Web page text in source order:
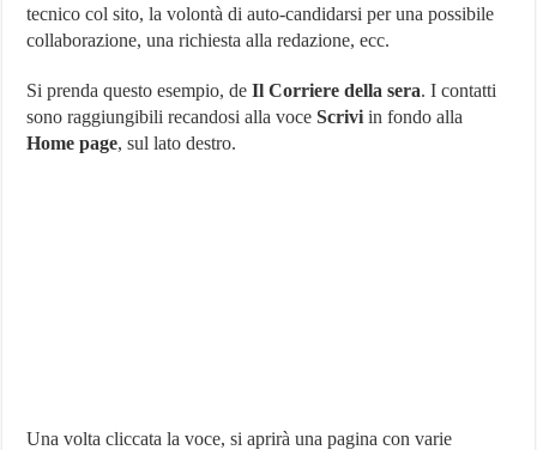
tecnico col sito, la volontà di auto-candidarsi per una possibile
collaborazione, una richiesta alla redazione, ecc.
Si prenda questo esempio, de Il Corriere della sera. I contatti
sono raggiungibili recandosi alla voceScriviin fondo alla
Home page, sul lato destro.
Una volta cliccata la voce, si aprirà una pagina con varie